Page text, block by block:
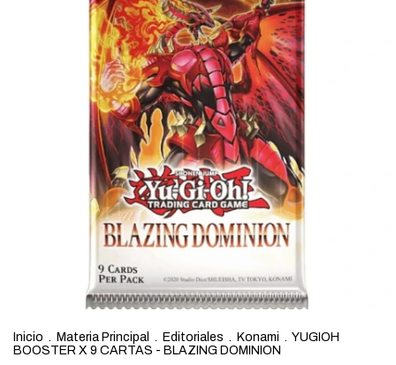
Inicio . Materia Principal . Editoriales . Konami . YUGIOH
BOOSTER X 9 CARTAS - BLAZING DOMINION